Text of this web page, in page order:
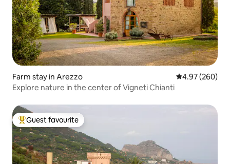
Farm stay in Arezzo 4.97 out of 5
4.97 (260)
Explore nature in the center of Vigneti Chianti
Top guest favourite
Guest favourite